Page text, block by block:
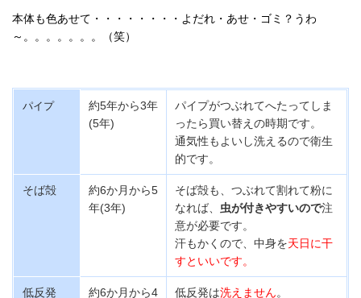
本体も色あせて・・・・・・・・ よだれ・あせ・ゴミ？うわ
～。。。。。。。（笑）
パイプ
約5年から3年
(5年)
パイプがつぶれてへたってしま
ったら買い替えの時期です。
通気性もよいし洗えるので衛生
的です。
そば殻
約6か月から5
年(3年)
そば殻も、つぶれて割れて粉に
なれば、 虫が付きやすいので注
意が必要です。
汗もかくので、中身を天日に干
すといいです。
低反発 約6か月から4 低反発は洗えません。